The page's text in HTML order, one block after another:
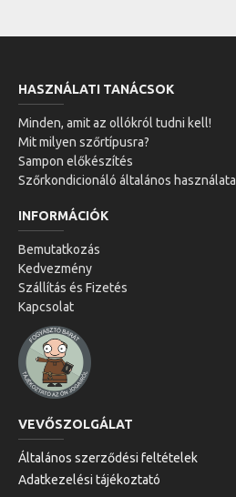
HASZNÁLATI TANÁCSOK
Minden, amit az ollókról tudni kell!
Mit milyen szőrtípusra?
Sampon előkészítés
Szőrkondicionáló általános használata
INFORMÁCIÓK
Bemutatkozás
Kedvezmény
Szállítás és Fizetés
Kapcsolat
VEVŐSZOLGÁLAT
Általános szerződési feltételek
Adatkezelési tájékoztató